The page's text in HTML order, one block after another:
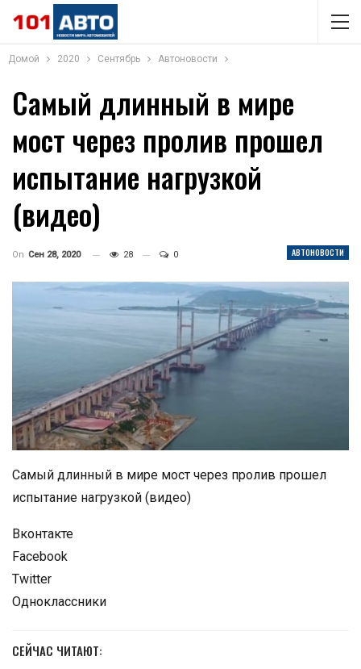
Домой 2020 Сентябрь Автоновости
Самый длинный в мире
мост через пролив прошел
испытание нагрузкой
(видео)
АВТОНОВОСТИ
On Сен 28, 2020 28 0
Самый длинный в мире мост через пролив прошел
испытание нагрузкой (видео)
Вконтакте
Facebook
Twitter
Одноклассники
СЕЙЧАС ЧИТАЮТ: